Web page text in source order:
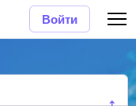
Войти